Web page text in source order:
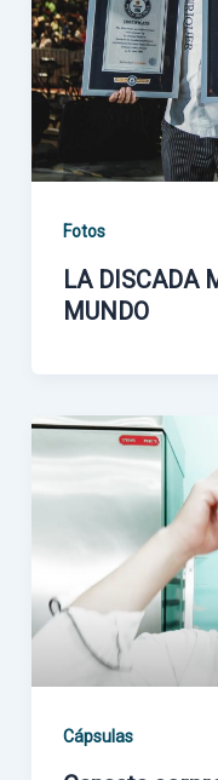
Fotos
LA DISCADA
MUNDO
Cápsulas